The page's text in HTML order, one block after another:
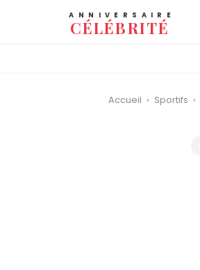
ANNIVERSAIRE
CÉLÉBRITÉ
Accueil › Sportifs ›